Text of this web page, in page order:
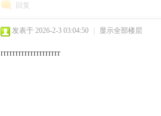
回复
发表于 2026-2-3 03:04:50 显示全部楼层
rrrrrrrrrrrrrrrrrrrr